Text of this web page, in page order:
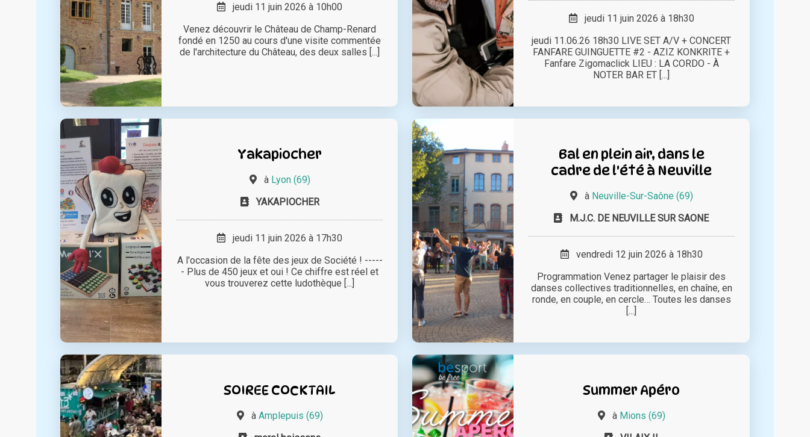
jeudi 11 juin 2026 à 10h00
Venez découvrir le Château de Champ-Renard
fondé en 1250 au cours d'une visite commentée
de l'architecture du Château, des deux salles [...]
jeudi 11 juin 2026 à 18h30
jeudi 11.06.26 18h30 LIVE SET A/V + CONCERT
FANFARE GUINGUETTE #2 - AZIZ KONKRITE +
Fanfare Zigomaclick LIEU : LA CORDO - À
NOTER BAR ET [...]
Yakapiocher
à Lyon (69)
YAKAPIOCHER
jeudi 11 juin 2026 à 17h30
A l'occasion de la fête des jeux de Société ! -----
- Plus de 450 jeux et oui ! Ce chiffre est réel et
vous trouverez cette ludothèque [...]
Bal en plein air, dans le
cadre de l'été à Neuville
à Neuville-Sur-Saône (69)
M.J.C. DE NEUVILLE SUR SAONE
vendredi 12 juin 2026 à 18h30
Programmation Venez partager le plaisir des
danses collectives traditionnelles, en chaîne, en
ronde, en couple, en cercle… Toutes les danses
[...]
SOIREE COCKTAIL
à Amplepuis (69)
Summer Apéro
à Mions (69)